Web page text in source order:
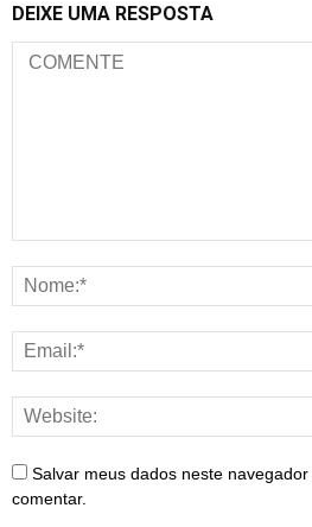
DEIXE UMA RESPOSTA
Salvar meus dados neste
comentar.